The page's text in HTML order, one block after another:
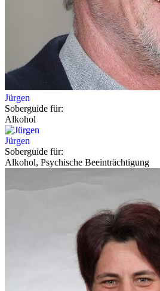
Jürgen
Soberguide für:
Alkohol
Jürgen
Soberguide für:
Alkohol, Psychische Beeinträchtigung